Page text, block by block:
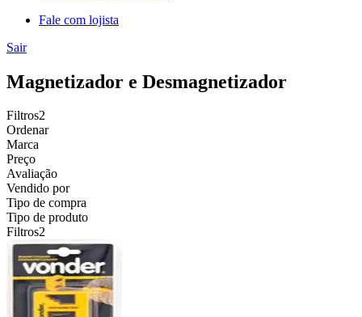
Fale com lojista
Sair
Magnetizador e Desmagnetizador
Filtros2
Ordenar
Marca
Preço
Avaliação
Vendido por
Tipo de compra
Tipo de produto
Filtros2